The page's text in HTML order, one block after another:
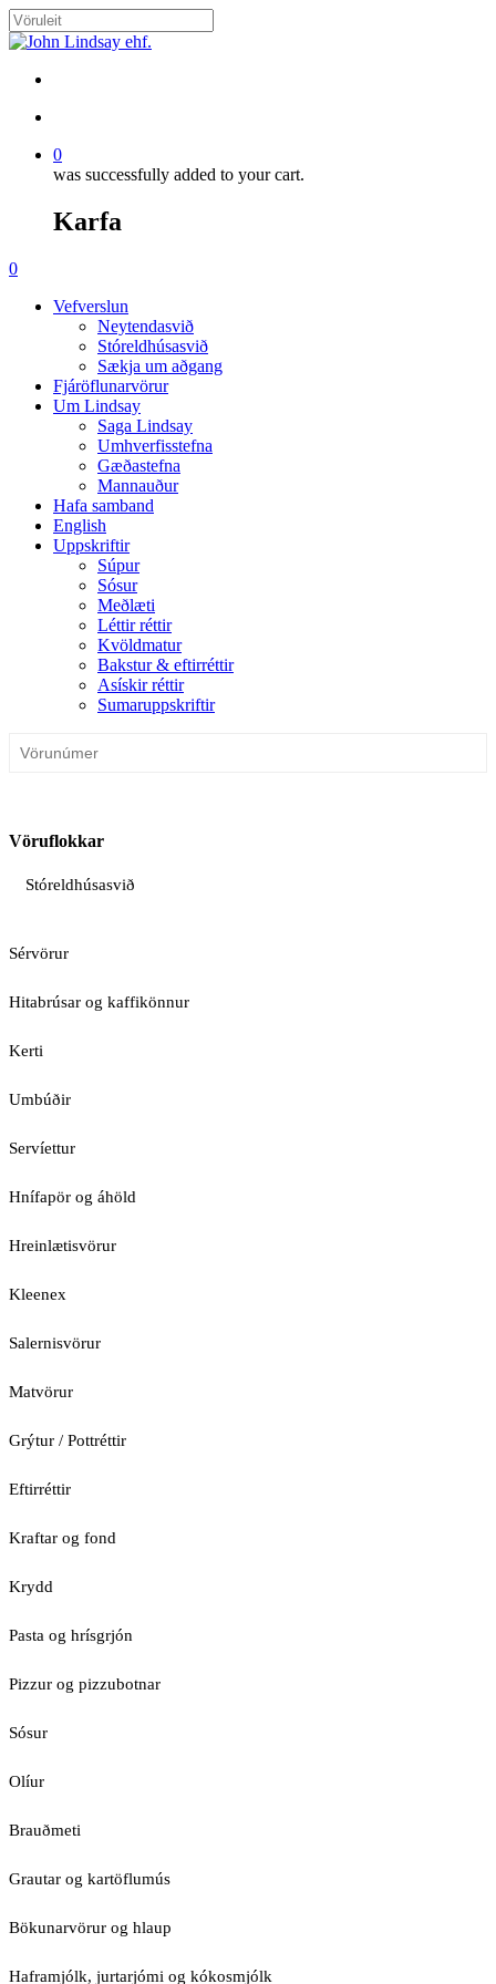
Skip
to
content
Close
0
was successfully added to your cart.
Karfa
Menu
search
account
0
Vefverslun
Neytendasvið
Stóreldhúsasvið
Sækja um aðgang
Fjáröflunarvörur
Um Lindsay
Saga Lindsay
Umhverfisstefna
Gæðastefna
Mannauður
Hafa samband
English
Uppskriftir
Súpur
Sósur
Meðlæti
Léttir réttir
Kvöldmatur
Bakstur & eftirréttir
Asískir réttir
Sumaruppskriftir
Vöruflokkar
Stóreldhúsasvið
Sérvörur
Hitabrúsar og kaffikönnur
Kerti
Umbúðir
Servíettur
Hnífapör og áhöld
Hreinlætisvörur
Kleenex
Salernisvörur
Matvörur
Grýtur / Pottréttir
Eftirréttir
Kraftar og fond
Krydd
Pasta og hrísgrjón
Pizzur og pizzubotnar
Sósur
Olíur
Brauðmeti
Grautar og kartöflumús
Bökunarvörur og hlaup
Haframjólk, jurtarjómi og kókosmjólk